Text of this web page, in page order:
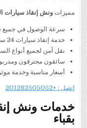
مميزاتونش إنقاذ سيارات
سرعة الوصول في جميع
خدمة إنقاذ سيارات 24 ساعة
نقل آمن لجميع أنواع
سائقون محترفون
أسعار مناسبة وخدمة
اتصل : +201282505052
خدمات ونش
بقباء